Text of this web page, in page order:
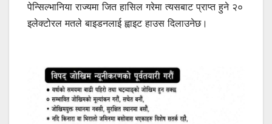
पेन्सिल्भानिया राज्यमा जित हासिल गरेमा त्यसबाट प्राप्त हुने २०
इलेक्टोरल मतले बाइडनलाई ह्वाइट हाउस दिलाउनेछ।